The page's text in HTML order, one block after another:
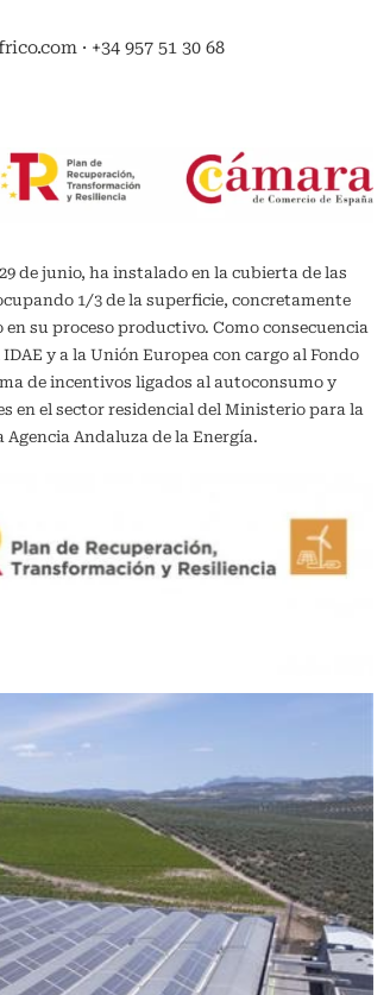
· +34 957 51 30 68
de junio, ha instalado en la cubierta de las
1/3 de la superficie, concretamente
su proceso productivo. Como consecuencia
y a la Unión Europea con cargo al Fondo
de incentivos ligados al autoconsumo y
en el sector residencial del Ministerio para la
Andaluza de la Energía.